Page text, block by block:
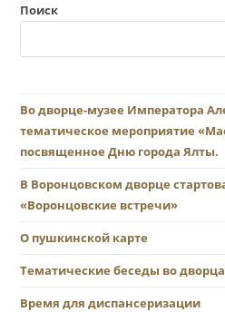
Поиск
Во дворце-музее Императора
тематическое мероприятие
посвященное Дню города Ялты.
В Воронцовском дворце
«Воронцовские встречи»
О пушкинской карте
Тематические беседы во
Время для диспансеризации